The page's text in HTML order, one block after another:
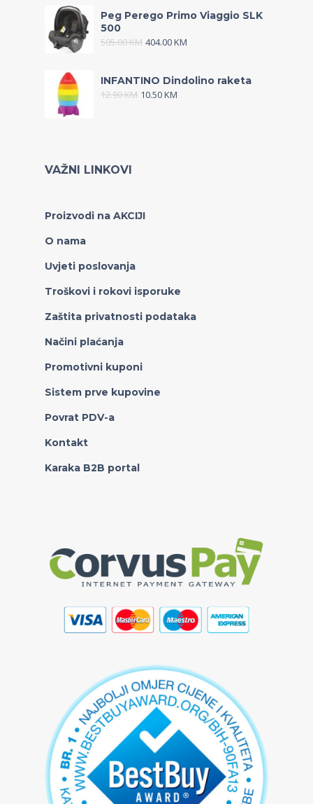
Peg Perego Primo Viaggio SLK
500
505.00KM 404.00KM
INFANTINO Dindolino raketa
12.90KM 10.50KM
VAŽNI LINKOVI
Proizvodi na AKCIJI
O nama
Uvjeti poslovanja
Troškovi i rokovi isporuke
Zaštita privatnosti podataka
Načini plaćanja
Promotivni kuponi
Sistem prve kupovine
Povrat PDV-a
Kontakt
Karaka B2B portal